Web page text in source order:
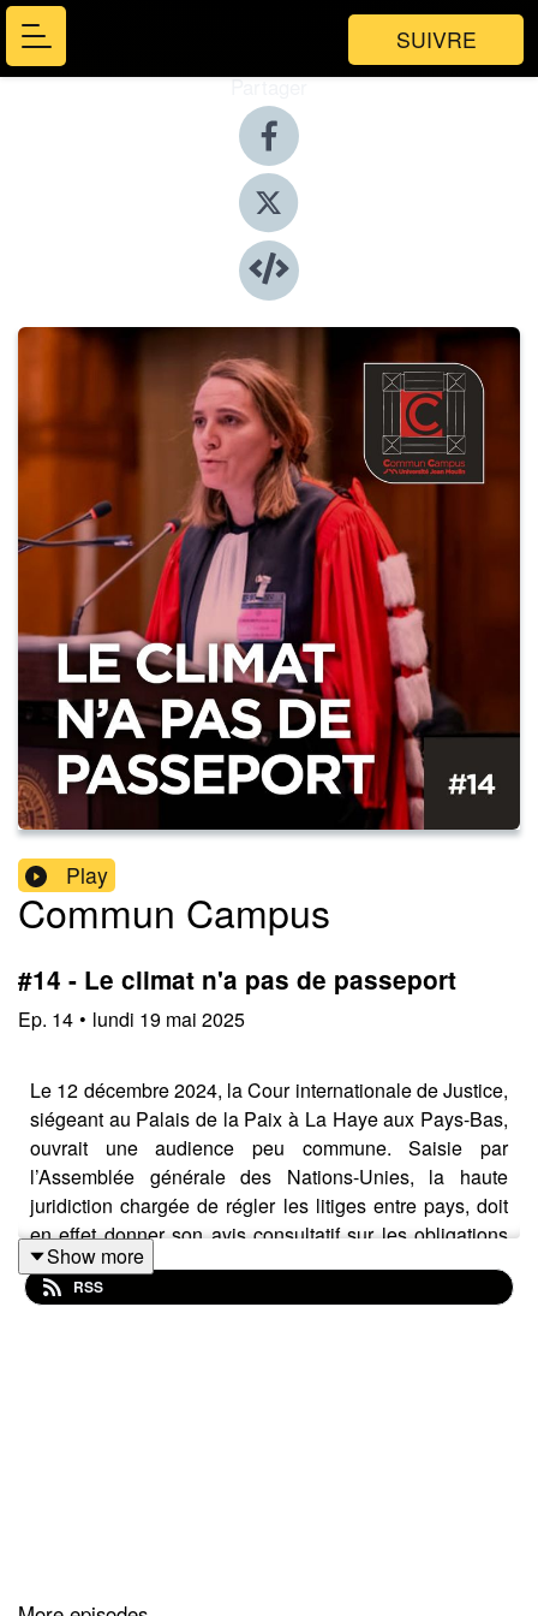
SUIVRE
Partager
Play
Commun Campus
#14 - Le climat n'a pas de passeport
Ep. 14 • lundi 19 mai 2025
Le 12 décembre 2024, la Cour internationale de Justice,
siégeant au Palais de la Paix à La Haye aux Pays-Bas,
ouvrait une audience peu commune. Saisie par
l’Assemblée générale des Nations-Unies, la haute
juridiction chargée de régler les litiges entre pays, doit
en effet donner son avis consultatif sur les obligations
des États en matière de changement climatique. Une
équipe de juristes de la Faculté de Droit de l’Université
Show more
RSS